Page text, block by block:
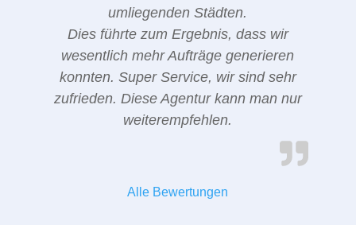
umliegenden Städten.
Dies führte zum Ergebnis, dass wir
wesentlich mehr Aufträge generieren
konnten. Super Service, wir sind sehr
zufrieden. Diese Agentur kann man nur
weiterempfehlen.
Alle Bewertungen